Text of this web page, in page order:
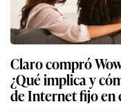
Claro compró
¿Qué implica y
de Internet fijo en